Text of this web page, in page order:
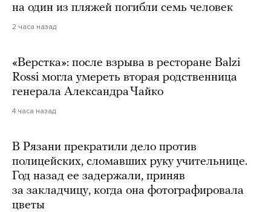
на один из пляжей погибли семь человек
2 часа назад
«Верстка»: после взрыва в ресторане Balzi
Rossi могла умереть вторая родственница
генерала Александра Чайко
4 часа назад
В Рязани прекратили дело против
полицейских, сломавших руку учительнице.
Год назад ее задержали, приняв
за закладчицу, когда она фотографировала
цветы